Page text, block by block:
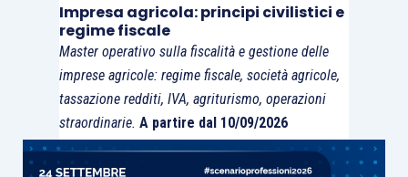
a prezzo indeterminato.
Impresa agricola: principi civilistici e
regime fiscale
Master operativo sulla fiscalità e gestione delle
imprese agricole: regime fiscale, società agricole,
tassazione redditi, IVA, agriturismo, operazioni
straordinarie. A partire dal 10/09/2026